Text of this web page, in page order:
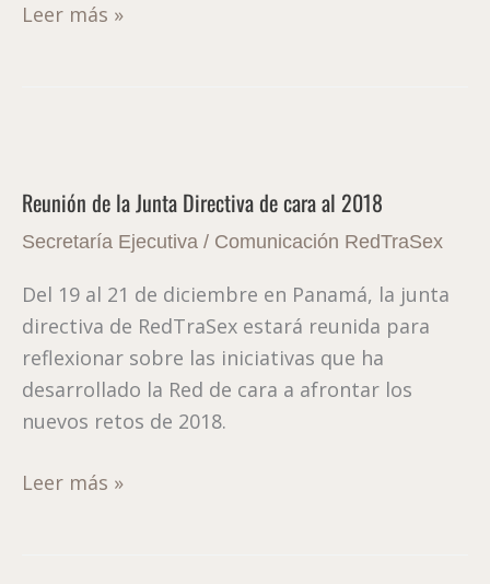
Leer más »
Reunión de la Junta Directiva de cara al 2018
Secretaría Ejecutiva / Comunicación RedTraSex
Del 19 al 21 de diciembre en Panamá, la junta
directiva de RedTraSex estará reunida para
reflexionar sobre las iniciativas que ha
desarrollado la Red de cara a afrontar los
nuevos retos de 2018.
la
Junta
de
cara
al
2018
Leer más »